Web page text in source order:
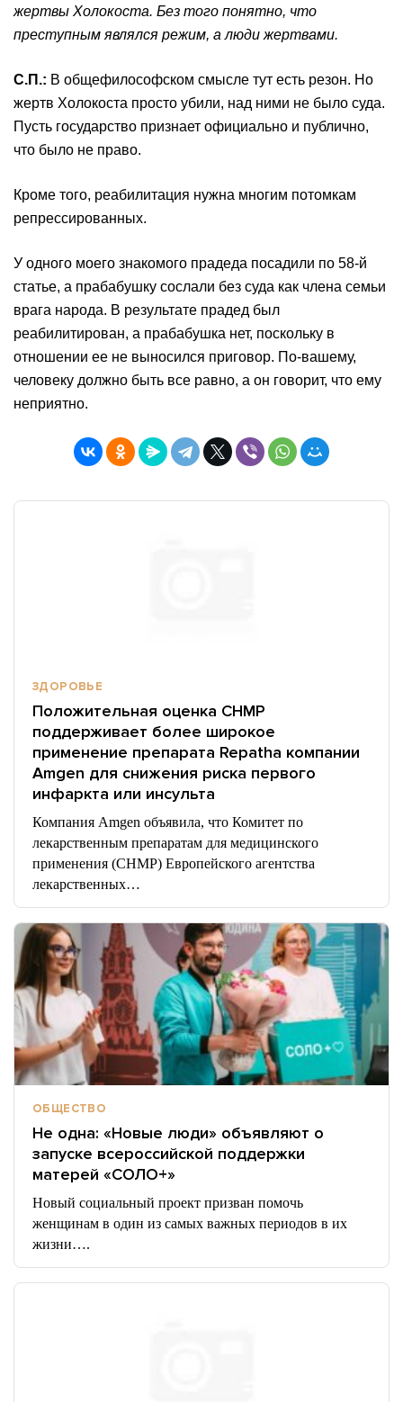
жертвы Холокоста. Без того понятно, что
преступным являлся режим, а люди жертвами.
С.П .: В общефилософском смысле тут есть резон. Но
жертв Холокоста просто убили, над ними не было суда.
Пусть государство признает официально и публично,
что было не право.
Кроме того, реабилитация нужна многим потомкам
репрессированных.
У одного моего знакомого прадеда посадили по 58-й
статье, а прабабушку сослали без суда как члена семьи
врага народа. В результате прадед был
реабилитирован, а прабабушка нет, поскольку в
отношении ее не выносился приговор. По-вашему,
человеку должно быть все равно, а он говорит, что ему
неприятно.
ЗДОРОВЬЕ
Положительная оценка CHMP
поддерживает более широкое
применение препарата Repatha компании
Amgen для снижения риска первого
инфаркта или инсульта
Компания Amgen объявила, что Комитет по
лекарственным препаратам для медицинского
применения (CHMP) Европейского агентства
лекарственных…
ОБЩЕСТВО
Не одна: «Новые люди» объявляют о
запуске всероссийской поддержки
матерей «СОЛО+»
Новый социальный проект призван помочь
женщинам в один из самых важных периодов в их
жизни….